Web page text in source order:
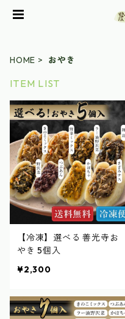
HOME おやき
ITEM LIST
【冷凍】選べる 善光寺お
やき 5個入
¥2,300